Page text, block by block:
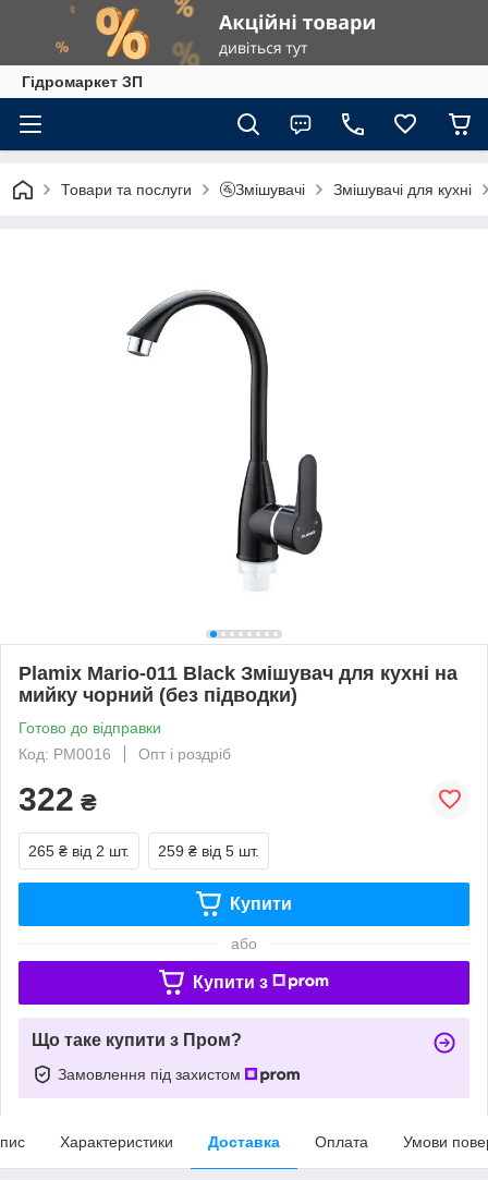
Гiдромаркет ЗП
Товари та послуги 🚰Змішувачі Змішувачі для кухні
Plamix Mario-011 Black Змішувач для кухні на
мийку чорний (без підводки)
Готово до відправки
Код: PM0016
Опт і роздріб
322 ₴
265 ₴ від 2 шт. 259 ₴ від 5 шт.
Купити
або
Купити з
Що таке купити з Пром?
Замовлення під захистом
Характеристики Доставка Оплата Умови